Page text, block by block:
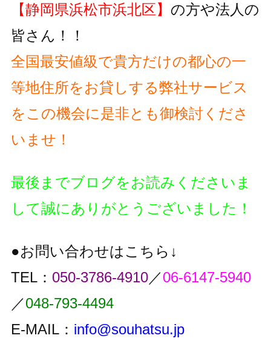
【静岡県浜松市浜北区】 の方や法人の
皆さん！！
全国最安値級で貴方だけの都心の一
等地住所をお貸しする弊社サービス
をこの機会に是非とも御検討くださ
いませ！
最後までブログをお読みくださいま
して誠にありがとうございました！
●お問い合わせはこちら↓
TEL： 050-3786-4910／06-6147-5940
／048-793-4494
E-MAIL： info@souhatsu.jp